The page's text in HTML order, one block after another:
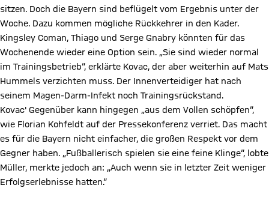
sitzen. Doch die Bayern sind beflügelt vom Ergebnis unter der
Woche. Dazu kommen mögliche Rückkehrer in den Kader.
Kingsley Coman, Thiago und Serge Gnabry könnten für das
Wochenende wieder eine Option sein. „Sie sind wieder normal
im Trainingsbetrieb“, erklärte Kovac, der aber weiterhin auf Mats
Hummels verzichten muss. Der Innenverteidiger hat nach
seinem Magen-Darm-Infekt noch Trainingsrückstand.
Kovac' Gegenüber kann hingegen „aus dem Vollen schöpfen“,
wie Florian Kohfeldt auf der Pressekonferenz verriet. Das macht
es für die Bayern nicht einfacher, die großen Respekt vor dem
Gegner haben. „Fußballerisch spielen sie eine feine Klinge“, lobte
Müller, merkte jedoch an: „Auch wenn sie in letzter Zeit weniger
Erfolgserlebnisse hatten.“